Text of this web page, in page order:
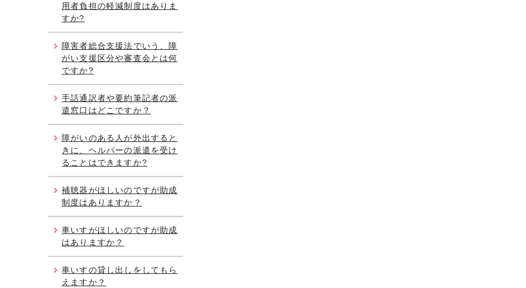
用者負担の軽減制度はありま
すか?
障害者総合支援法でいう、障
がい支援区分や審査会とは何
ですか?
手話通訳者や要約筆記者の派
遣窓口はどこですか？
障がいのある人が外出すると
きに、ヘルパーの派遣を受け
ることはできますか?
補聴器がほしいのですが助成
制度はありますか？
車いすがほしいのですが助成
はありますか？
車いすの貸し出しをしてもら
えますか？